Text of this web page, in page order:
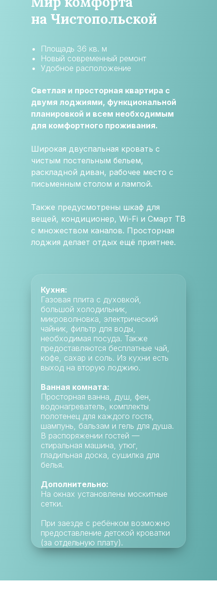
на Чистопольской
Кухня:
Газовая плита с духовкой,
большой холодильник,
микроволновка, электрический
чайник, фильтр для воды,
необходимая посуда. Также
предоставляются бесплатные чай,
кофе, сахар и соль. Из кухни есть
выход на вторую лоджию.
Ванная комната:
Просторная ванна, душ, фен,
водонагреватель, комплекты
полотенец для каждого гостя,
шампунь, бальзам и гель для душа.
В распоряжении гостей —
стиральная машина, утюг,
гладильная доска, сушилка для
белья.
Дополнительно:
На окнах установлены москитные
сетки.
При заезде с ребёнком возможно
предоставление детской кроватки
(за отдельную плату).
Площадь 36 кв. м
Новый современный ремонт
Удобное расположение
Светлая и просторная квартира с
двумя лоджиями, функциональной
планировкой и всем необходимым
для комфортного проживания.
Широкая двуспальная кровать с
чистым постельным бельем,
раскладной диван, рабочее место с
письменным столом и лампой.
Также предусмотрены шкаф для
вещей, кондиционер, Wi-Fi и Смарт ТВ
с множеством каналов. Просторная
лоджия делает отдых ещё приятнее.